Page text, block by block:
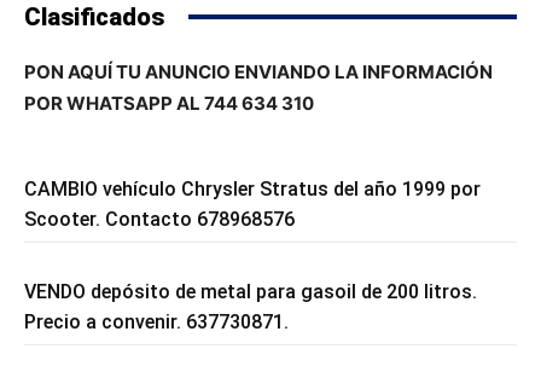
Clasificados
PON AQUÍ TU ANUNCIO ENVIANDO LA INFORMACIÓN
POR WHATSAPP AL 744 634 310
CAMBIO vehículo Chrysler Stratus del año 1999 por
Scooter. Contacto 678968576
VENDO depósito de metal para gasoil de 200 litros.
Precio a convenir. 637730871.